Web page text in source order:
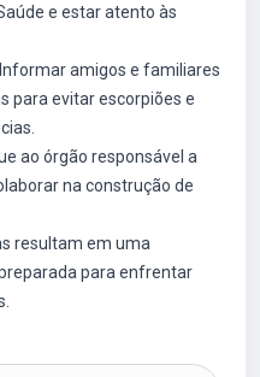
e estar atento às
Informar amigos e familiares
para evitar escorpiões e
ao órgão responsável a
na construção de
resultam em uma
para enfrentar